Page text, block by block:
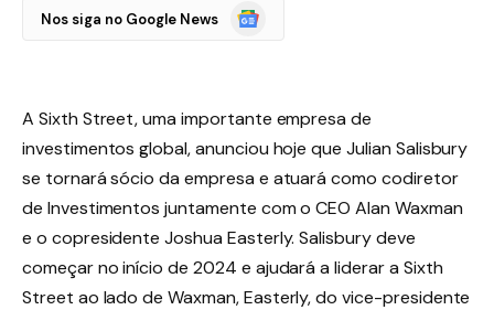
Nos siga no Google News
Google
Notícias
A Sixth Street, uma importante empresa de
investimentos global, anunciou hoje que Julian Salisbury
se tornará sócio da empresa e atuará como codiretor
de Investimentos juntamente com o CEO Alan Waxman
e o copresidente Joshua Easterly. Salisbury deve
começar no início de 2024 e ajudará a liderar a Sixth
Street ao lado de Waxman, Easterly, do vice-presidente